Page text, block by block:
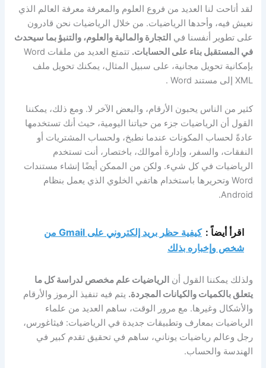
لقد أتاحت لنا العديد من فروع العلوم والمعرفة معرفة العالم الذي
نعيش فيه، وأحدها الرياضيات. من خلال الرياضيات نحن قادرون
على تطوير أنفسنا في التجارة والمالية والعلوم، والتنبؤ بما سيحدث
في المستقبل بناء على الحسابات.
تتمتع العديد من ملفات Word
بإمكانية تحويل مجانية، على سبيل المثال، يمكنك تحويل ملف
XML إلى مستند Word .
كثير من الناس يحبون الأرقام، والبعض الآخر لا. ومع ذلك، يمكننا
القول أن الرياضيات جزء من حياتنا اليومية، حيث أنك تستخدمها
عادةً لحساب المكونات عندما نطبخ، ولحساب المشتريات أو
النفقات، والسفر، وإدارة أموالك، باختصار، أنت تستخدم
الرياضيات في كل شيء. ولكن من الممكن أيضًا إنشاء مستندات
Word وتحريرها باستخدام هاتفي الخلوي الذي يعمل بنظام
Android.
اقرأ أيضاً :
كيفية حظر بريد إلكتروني على Gmail من
شخص وإخباره بذلك
ولذلك يمكننا القول أن الرياضيات علم مخصص لدراسة كل ما
يتعلق بالكميات والكيانات المجردة. يتم فيه تنفيذ الرموز والأرقام
والأشكال وغيرها. مع مرور الوقت، ساهم العديد من علماء
الرياضيات بمعارف وتطبيقات جديدة في الرياضيات: فيثاغورس،
رجل وعالم رياضيات يوناني، ساهم في تحقيق تقدم كبير في
الهندسة والحساب.